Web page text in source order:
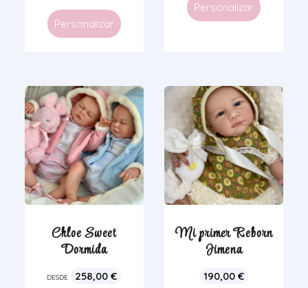
Personalizar
Personalizar
Chloe Sweet
Dormida
DESDE 258,00€
Mi primer Reborn
Jimena
190,00€